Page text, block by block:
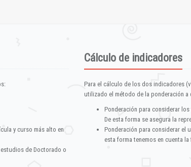
y curso más alto en
de Doctorado o
Cálculo de indicadores
Para el cálculo de los dos indicadores
utilizado el método de la ponderación a
Ponderación para considerar
De esta forma se asegura la
Ponderación para considerar el
esta forma tenemos en cuenta